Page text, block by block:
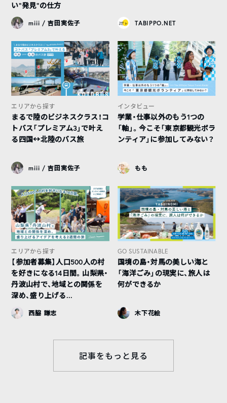
い“発見”の仕方
miii / 吉田実佐子 TABIPPO.NET
エリアから探す
まるで陸のビジネスクラス！コ
トバス「プレミアム3」で叶え
る四国↔︎北陸のバス旅
miii / 吉田実佐子
インタビュー
学業・仕事以外のもう1つの
「軸」。今こそ「東京都観光ボラ
ンティア」に参加してみない？
もも
エリアから探す
【参加者募集】人口500人の村
を好きになる14日間。山梨県・
丹波山村で、地域との関係を
深め、盛り上げる...
西脇 謙志
GO SUSTAINABLE
国境の島・対馬の美しい海と
「海洋ごみ」の現実に、旅人は
何ができるか
木下花絵
記事をもっと見る